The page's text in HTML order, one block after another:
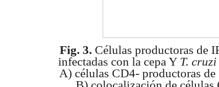
Fig. 3. Células productoras de
infectadas con la cepa Y T. cruzi
A) células CD4- productoras